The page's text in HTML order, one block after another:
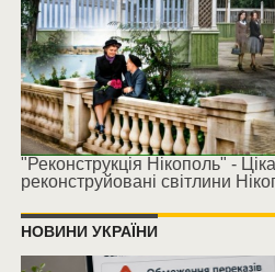
"Реконструкція Нікополь" -
реконструйовані світлини
НОВИНИ УКРАЇНИ